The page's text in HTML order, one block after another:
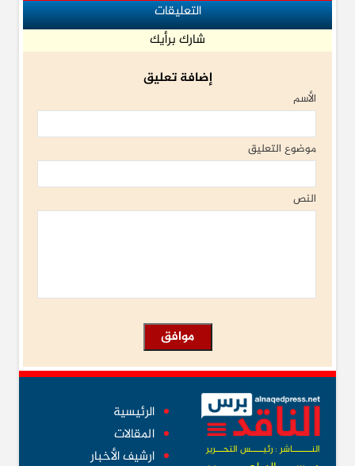
التعليقات
شارك برأيك
إضافة تعليق
الأسم
موضوع التعليق
النص
النــــــــاشر : رئيـــــس التحـــرير
الرئيسية
المقالات
ارشيف الأخبار